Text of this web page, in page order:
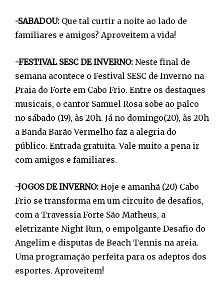
-SABADOU: Que tal curtir a noite ao lado de
familiares e amigos? Aproveitem a vida!
-FESTIVAL SESC DE INVERNO: Neste final de
semana acontece o Festival SESC de Inverno na
Praia do Forte em Cabo Frio. Entre os destaques
musicais, o cantor Samuel Rosa sobe ao palco
no sábado (19), às 20h. Já no domingo(20), às 20h
a Banda Barão Vermelho faz a alegria do
público. Entrada gratuita. Vale muito a pena ir
com amigos e familiares.
-JOGOS DE INVERNO: Hoje e amanhã (20) Cabo
Frio se transforma em um circuito de desafios,
com a Travessia Forte São Matheus, a
eletrizante Night Run, o empolgante Desafio do
Angelim e disputas de Beach Tennis na areia.
Uma programação perfeita para os adeptos dos
esportes. Aproveitem!